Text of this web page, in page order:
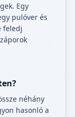
Egy
pulóver és
feledj
néhány
hasonló a